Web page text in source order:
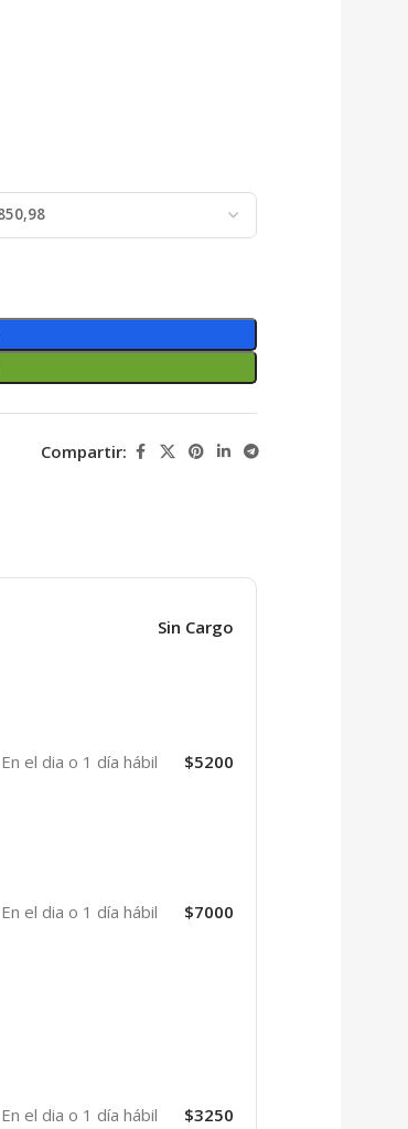
Compartir:
Sin Cargo
En el dia o 1 día hábil $5200
En el dia o 1 día hábil $7000
En el dia o 1 día hábil $3250